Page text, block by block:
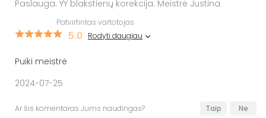
Paslauga: YY blakstienų korekcija. Meistrė Justina
Patvirtintas vartotojas
5.0 Rodyti daugiau
Puiki meistrė
2024-07-25
Ar šis komentaras Jums naudingas? Taip Ne